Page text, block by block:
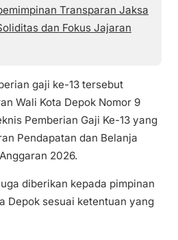
Transparan Jaksa
dan Fokus Jajaran
gaji ke-13 tersebut
Wali Kota Depok Nomor 9
Pemberian Gaji Ke-13 yang
Pendapatan dan Belanja
2026.
diberikan kepada pimpinan
Depok sesuai ketentuan yang